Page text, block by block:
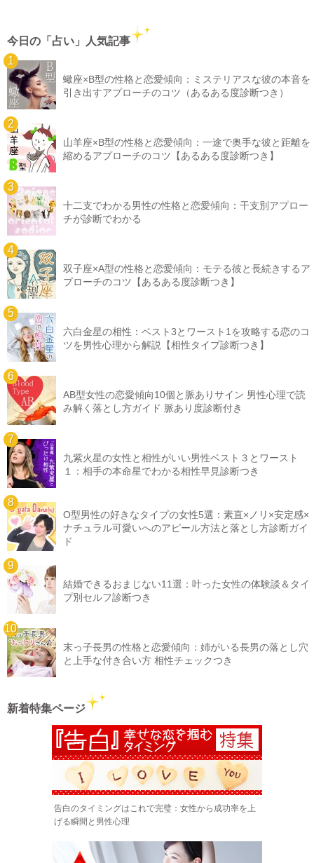
今日の「占い」人気記事
蠍座×B型の性格と恋愛傾向：ミステリアスな彼の本音を
引き出すアプローチのコツ（あるある度診断つき）
山羊座×B型の性格と恋愛傾向：一途で奥手な彼と距離を
縮めるアプローチのコツ【あるある度診断つき】
十二支でわかる男性の性格と恋愛傾向：干支別アプロー
チが診断でわかる
双子座×A型の性格と恋愛傾向：モテる彼と長続きするア
プローチのコツ【あるある度診断つき】
六白金星の相性：ベスト3とワースト1を攻略する恋のコ
ツを男性心理から解説【相性タイプ診断つき】
AB型女性の恋愛傾向10個と脈ありサイン 男性心理で読
み解く落とし方ガイド 脈あり度診断付き
九紫火星の女性と相性がいい男性ベスト３とワースト
１：相手の本命星でわかる相性早見診断つき
O型男性の好きなタイプの女性5選：素直×ノリ×安定感×
ナチュラル可愛いへのアピール方法と落とし方診断ガイ
ド
結婚できるおまじない11選：叶った女性の体験談＆タイ
プ別セルフ診断つき
末っ子長男の性格と恋愛傾向：姉がいる長男の落とし穴
と上手な付き合い方 相性チェックつき
新着特集ページ
告白のタイミングはこれで完璧：女性から成功率を上
げる瞬間と男性心理